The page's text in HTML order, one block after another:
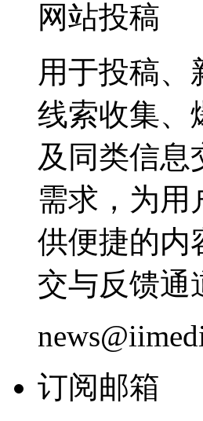
网站投稿
用于投稿、
线索收集、
及同类信息
需求，为用
供便捷的内
交与反馈通
订阅邮箱